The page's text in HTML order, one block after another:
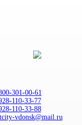
301-00-61
110-33-77
110-33-88
vdonsk@mail.ru